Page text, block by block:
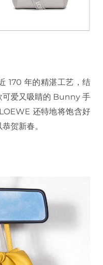
170 年的精湛工艺，结
可爱又吸睛的 Bunny 手
还特地将饱含好
贺新春。